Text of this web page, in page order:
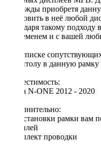
единожды приобретя
установить в неё любой
Благодаря такому
со временем и с вашей
[!] В списке
магнитолу в данную
Совместимость:
Honda N-ONE 2012 - 2020
Дополнительно:
Для установки рамки вам
◦ дисплей
◦ комплект проводки